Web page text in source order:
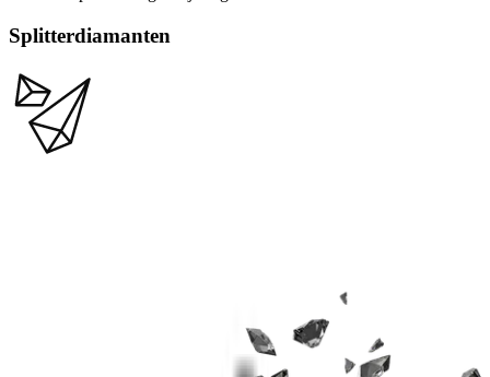
Splitterdiamanten